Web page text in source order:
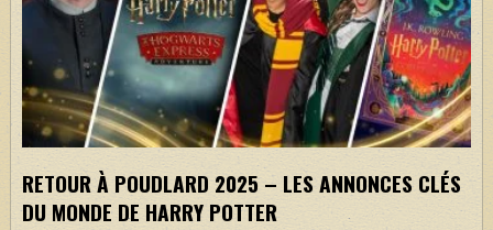
RETOUR À POUDLARD 2025 – LES ANNONCES CLÉS
DU MONDE DE HARRY POTTER